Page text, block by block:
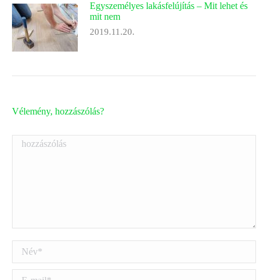
Egyszemélyes lakásfelújítás – Mit lehet és
mit nem
2019.11.20.
Vélemény, hozzászólás?
hozzászólás
Név *